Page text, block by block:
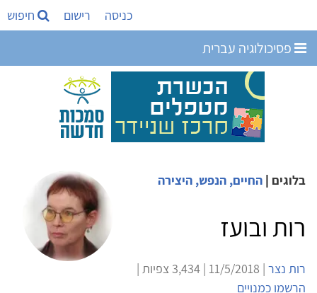
כניסה רישום חיפוש
פסיכולוגיה עברית
בלוגים | החיים, הנפש, היצירה
רות ובועז
רות נצר | 11/5/2018 | 3,434 צפיות |
הרשמו כמנויים